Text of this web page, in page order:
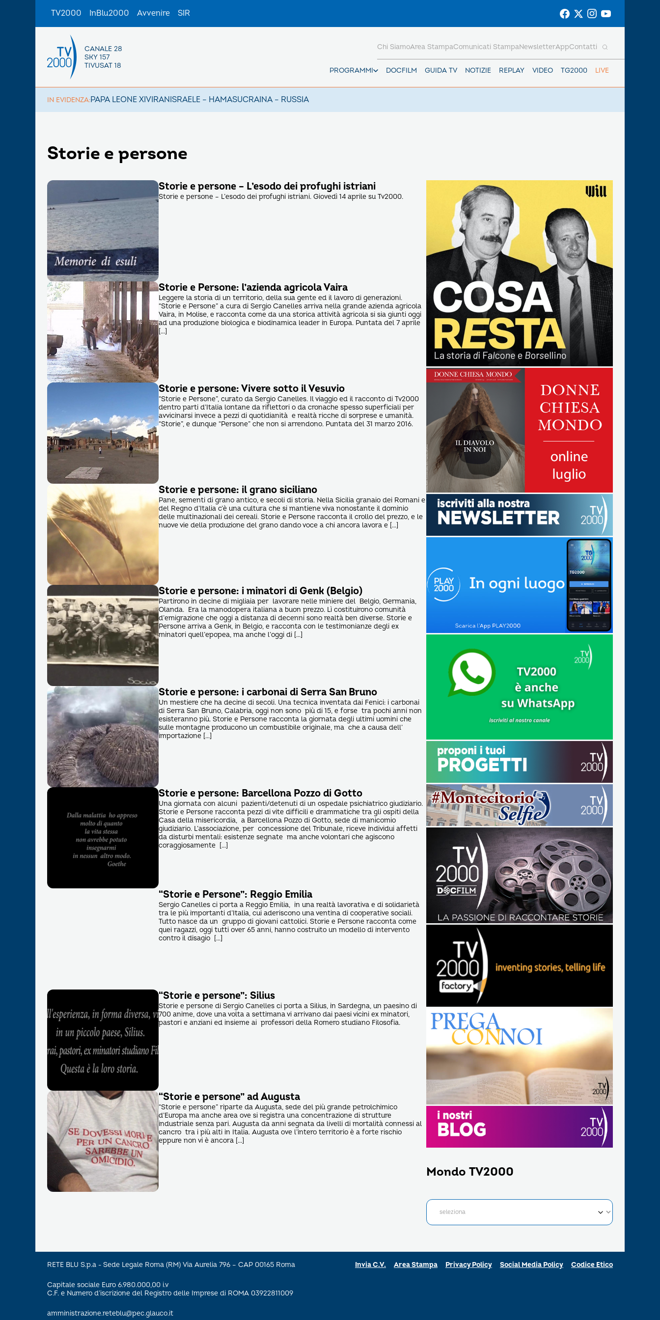
TV2000 InBlu2000 Avvenire SIR
CANALE 28
SKY 157
TIVUSAT 18
PROGRAMMI DOCFILM GUIDA TV NOTIZIE REPLAY VIDEO TG2000 LIVE
Chi SiamoArea StampaComunicati StampaNewsletterAppContatti
IN EVIDENZA:PAPA LEONE XIVIRANISRAELE – HAMASUCRAINA – RUSSIA
Storie e persone
Storie e persone – L’esodo dei profughi istriani
Storie e persone – L’esodo dei profughi istriani. Giovedì 14 aprile su Tv2000.
Storie e Persone: l’azienda agricola Vaira
Leggere la storia di un territorio, della sua gente ed il lavoro di generazioni.
“Storie e Persone” a cura di Sergio Canelles arriva nella grande azienda agricola
Vaira, in Molise, e racconta come da una storica attività agricola si sia giunti oggi
ad una produzione biologica e biodinamica leader in Europa. Puntata del 7 aprile
[…]
Storie e persone: Vivere sotto il Vesuvio
“Storie e Persone”, curato da Sergio Canelles. Il viaggio ed il racconto di Tv2000
dentro parti d’Italia lontane da riflettori o da cronache spesso superficiali per
avvicinarsi invece a pezzi di quotidianità e realtà ricche di sorprese e umanità.
“Storie”, e dunque “Persone” che non si arrendono. Puntata del 31 marzo 2016.
Storie e persone: il grano siciliano
Pane, sementi di grano antico, e secoli di storia. Nella Sicilia granaio dei Romani e
del Regno d’Italia c’è una cultura che si mantiene viva nonostante il dominio
delle multinazionali dei cereali. Storie e Persone racconta il crollo del prezzo, e le
nuove vie della produzione del grano dando voce a chi ancora lavora e […]
Storie e persone: i minatori di Genk (Belgio)
Partirono in decine di migliaia per lavorare nelle miniere del Belgio, Germania,
Olanda. Era la manodopera italiana a buon prezzo. Lì costituirono comunità
d’emigrazione che oggi a distanza di decenni sono realtà ben diverse. Storie e
Persone arriva a Genk, in Belgio, e racconta con le testimonianze degli ex
minatori quell’epopea, ma anche l’oggi di […]
Storie e persone: i carbonai di Serra San Bruno
Un mestiere che ha decine di secoli. Una tecnica inventata dai Fenici: i carbonai
di Serra San Bruno, Calabria, oggi non sono più di 15, e forse tra pochi anni non
esisteranno più. Storie e Persone racconta la giornata degli ultimi uomini che
sulle montagne producono un combustibile originale, ma che a causa dell’
importazione […]
Storie e persone: Barcellona Pozzo di Gotto
Una giornata con alcuni pazienti/detenuti di un ospedale psichiatrico giudiziario.
Storie e Persone racconta pezzi di vite difficili e drammatiche tra gli ospiti della
Casa della misericordia, a Barcellona Pozzo di Gotto, sede di manicomio
giudiziario. L’associazione, per concessione del Tribunale, riceve individui affetti
da disturbi mentali: esistenze segnate ma anche volontari che agiscono
coraggiosamente […]
“Storie e Persone”: Reggio Emilia
Sergio Canelles ci porta a Reggio Emilia, in una realtà lavorativa e di solidarietà
tra le più importanti d’Italia, cui aderiscono una ventina di cooperative sociali.
Tutto nasce da un gruppo di giovani cattolici. Storie e Persone racconta come
quei ragazzi, oggi tutti over 65 anni, hanno costruito un modello di intervento
contro il disagio […]
“Storie e persone”: Silius
Storie e persone di Sergio Canelles ci porta a Silius, in Sardegna, un paesino di
700 anime, dove una volta a settimana vi arrivano dai paesi vicini ex minatori,
pastori e anziani ed insieme ai professori della Romero studiano Filosofia.
“Storie e persone” ad Augusta
“Storie e persone” riparte da Augusta, sede del più grande petrolchimico
d’Europa ma anche area ove si registra una concentrazione di strutture
industriale senza pari. Augusta da anni segnata da livelli di mortalità connessi al
cancro tra i più alti in Italia. Augusta ove l’intero territorio è a forte rischio
eppure non vi è ancora […]
Mondo TV2000
RETE BLU S.p.a - Sede Legale Roma (RM) Via Aurelia 796 – CAP 00165 Roma
Capitale sociale Euro 6.980.000,00 i.v
C.F. e Numero d’iscrizione del Registro delle Imprese di ROMA 03922811009
amministrazione.reteblu@pec.glauco.it
Invia C.V. Area Stampa Privacy Policy Social Media Policy Codice Etico